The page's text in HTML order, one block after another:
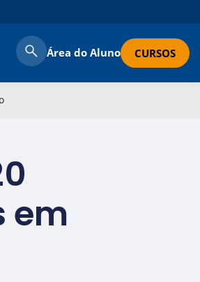
Área do Aluno CURSOS
em